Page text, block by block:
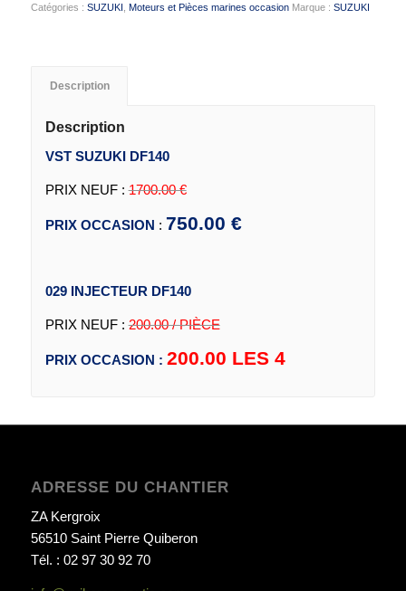
Catégories : SUZUKI Moteurs et Pièces marines occasion Marque : SUZUKI
Description
Description
VST SUZUKI DF140
PRIX NEUF :1700.00 €
PRIX OCCASION : 750.00 €
029 INJECTEUR DF140
PRIX NEUF :200.00 / PIÈCE
PRIX OCCASION : 200.00 LES 4
ADRESSE DU CHANTIER
ZA Kergroix
56510 Saint Pierre Quiberon
Tél. : 02 97 30 92 70